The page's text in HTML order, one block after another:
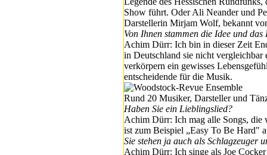
Show führt. Oder Ali Neander und
Darstellerin Mirjam Wolf, bekannt
Von Ihnen stammen die Idee und
Achim Dürr: Ich bin in dieser Zeit
in Deutschland sie nicht vergleichbar
verkörpern ein gewisses
entscheidende für die Musik.
Rund 20 Musiker, Darsteller und
Haben Sie ein Lieblingslied?
Achim Dürr: Ich mag alle Songs, die
ist zum Beispiel „Easy To Be Hard"
Sie stehen ja auch als Schlagzeuger
Achim Dürr: Ich singe als Joe